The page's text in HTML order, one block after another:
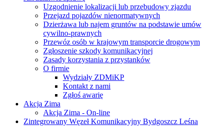
Uzgodnienie lokalizacji lub przebudowy zjazdu
Przejazd pojazdów nienormatywnych
Dzierżawa lub najem gruntów na podstawie umów
cywilno-prawnych
Przewóz osób w krajowym transporcie drogowym
Zgłoszenie szkody komunikacyjnej
Zasady korzystania z przystanków
O firmie
Wydziały ZDMiKP
Kontakt z nami
Zgłoś awarię
Akcja Zima
Akcja Zima - On-line
Zintegrowany Węzeł Komunikacyjny Bydgoszcz Leśna